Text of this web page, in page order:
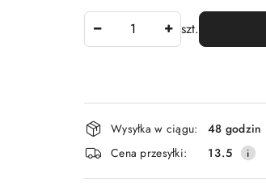
szt.
Dostępność
i
dostawa
Wysyłka w ciągu:
48 godzin
Cena przesyłki:
13.5